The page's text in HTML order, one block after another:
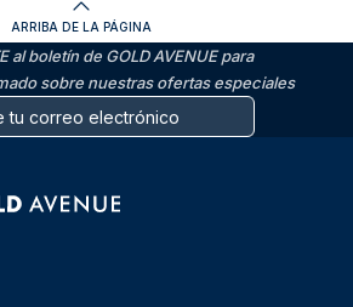
ARRIBA DE LA PÁGINA
al boletín de GOLD AVENUE para
sobre nuestras ofertas especiales